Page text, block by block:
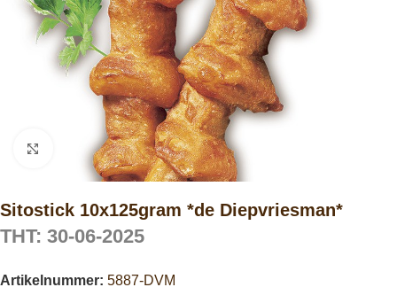
Click to enlarge
Sitostick 10x125gram *de Diepvriesman*
THT: 30-06-2025
Artikelnummer: 5887-DVM